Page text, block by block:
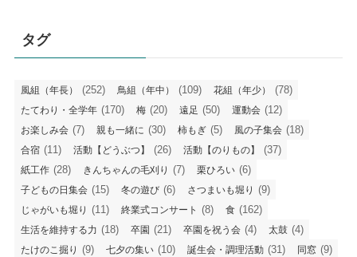
タグ
風組（年長） (252) 鳥組（年中） (109) 花組（年少） (78)
たてわり・全学年 (170) 梅 (20) 遠足 (50) 運動会 (12)
お楽しみ会 (7) 親も一緒に (30) 柿もぎ (5) 風の子集会 (18)
合宿 (11) 活動【どうぶつ】 (26) 活動【のりもの】 (37)
紙工作 (28) きんちゃんの毛刈り (7) 栗ひろい (6)
子どもの日集会 (15) 冬の遊び (6) さつまいも堀り (9)
じゃがいも堀り (11) 終業式コンサート (8) 食 (162)
生活を維持する力 (18) 卒園 (21) 卒園を祝う会 (4) 太鼓 (4)
たけのこ掘り (9) 七夕の集い (10) 誕生会・調理活動 (31) 同窓 (9)